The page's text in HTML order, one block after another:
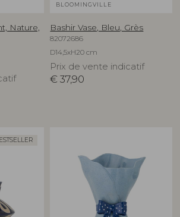
Nature,
BLOOMINGVILLE
Bashir Vase, Bleu, Grès
82072686
D14,5xH20 cm
Prix de vente indicatif
€ 37,90